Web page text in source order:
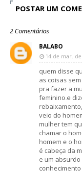
POSTAR UM
2 Comentários
BALABO
14 de mar. de
quem disse
as coisas
pra fazer a
feminino.e
veio do
mulher tem
chamar o
homem e o
é cabeça da
e um